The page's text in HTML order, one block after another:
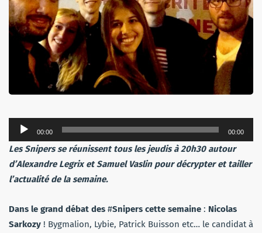
Lecteur
audio
00:00 00:00
Les Snipers se réunissent tous les jeudis à 20h30 autour
d’Alexandre Legrix et Samuel Vaslin pour décrypter et tailler
l’actualité de la semaine.
Dans le grand débat des #Snipers cette semaine : Nicolas
Sarkozy ! Bygmalion, Lybie, Patrick Buisson etc… le candidat à